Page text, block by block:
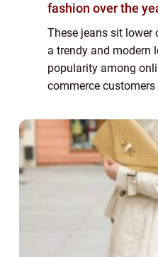
fashion over the
These jeans sit lower
a trendy and modern
popularity among
commerce
explore the world of